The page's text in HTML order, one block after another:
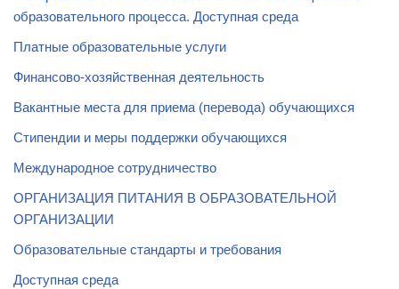
образовательного процесса. Доступная среда
Платные образовательные услуги
Финансово-хозяйственная деятельность
Вакантные места для приема (перевода) обучающихся
Стипендии и меры поддержки обучающихся
Международное сотрудничество
ОРГАНИЗАЦИЯ ПИТАНИЯ В ОБРАЗОВАТЕЛЬНОЙ
ОРГАНИЗАЦИИ
Образовательные стандарты и требования
Доступная среда